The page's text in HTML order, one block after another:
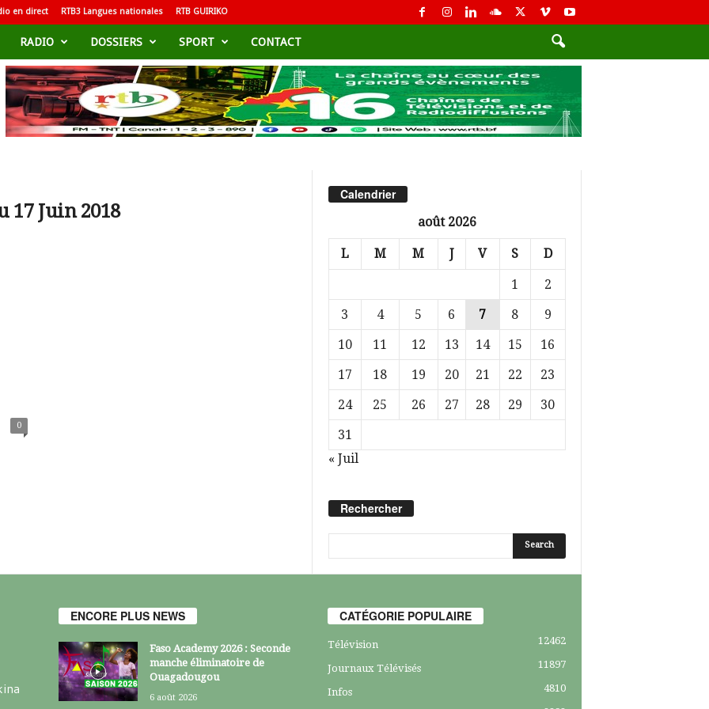
en direct RTB3 Langues nationales RTB GUIRIKO
RADIO DOSSIERS SPORT CONTACT
17 Juin 2018
0
Calendrier
août 2026
L M M J V S D
1
2
3
4 5 6 7 8
9
10
11 12 13 14 15
16
17
18 19 20 21 22
23
24
25 26 27 28 29
30
31
« Juil
Rechercher
ENCORE PLUS NEWS
Faso Academy 2026 : Seconde
manche éliminatoire de
Ouagadougou
6 août 2026
CATÉGORIE POPULAIRE
Télévision 12462
Journaux Télévisés 11897
Infos
4810